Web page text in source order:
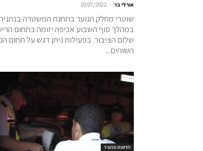
אורלי בר -
10/07/2022
שוטרי מחלק הנוער בתחנת המשטרה
במהלך סוף השבוע אכיפה יזומה בתחום
שלום הציבור. בפעילות ניתן דגש על תחום
השוהים...
חדשות מהעיר